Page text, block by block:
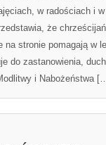
w radościach i
że
na stronie pomagają w
do zastanowienia,
i Nabożeństwa